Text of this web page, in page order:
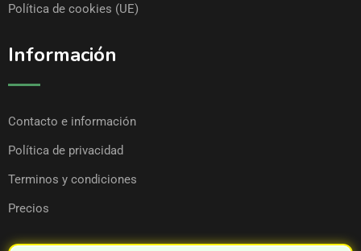
Política de cookies (UE)
Información
Contacto e información
Política de privacidad
Terminos y condiciones
Precios